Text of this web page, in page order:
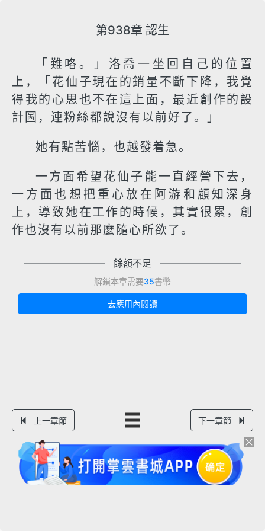
第938章 認生
「難咯。」洛喬一坐回自己的位置
上，「花仙子現在的銷量不斷下降，我覺
得我的心思也不在這上面，最近創作的設
計圖，連粉絲都說沒有以前好了。」
她有點苦惱，也越發着急。
一方面希望花仙子能一直經營下去，
一方面也想把重心放在阿游和顧知深身
上，導致她在工作的時候，其實很累，創
作也沒有以前那麼隨心所欲了。
餘額不足
解鎖本章需要35書幣
去應用內閱讀
上一章節 下一章節